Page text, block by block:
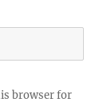
browser for